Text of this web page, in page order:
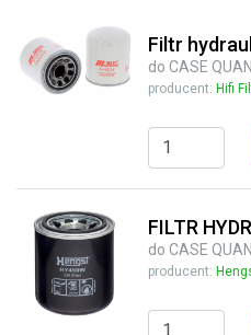
Filtr
do CASE
producent: Hifi
FILTR
do CASE
producent: